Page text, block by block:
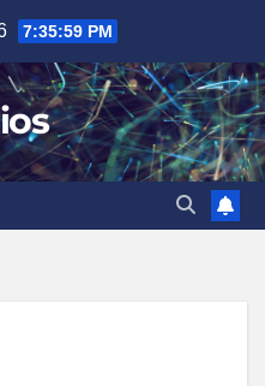
7:36:00 PM